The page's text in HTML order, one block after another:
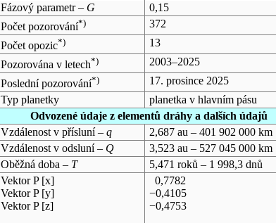
Fázový parametr – G
0,15
Počet pozorování*)
372
Počet opozic*)
13
Pozorována v letech*)
2003–2025
Poslední pozorování*)
17. prosince 2025
Typ planetky
planetka v hlavním pásu
Odvozené údaje z elementů dráhy a dalších údajů
Vzdálenost v přísluní – q
2,687 au – 401 902 000 km
Vzdálenost v odsluní – Q
3,523 au – 527 045 000 km
Oběžná doba – T
5,471 roků – 1 998,3 dnů
Vektor P [x]
Vektor P [y]
Vektor P [z]
0,7782
−0,4105
−0,4753